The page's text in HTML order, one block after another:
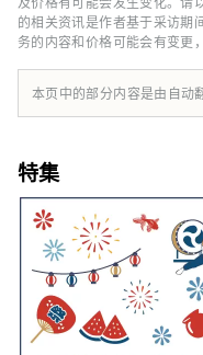
性循环，
来。我们
文化艺术
契机。
厦，大阪
邮箱：
06-6136-
的相关资讯是作者基于采访期
务的内容和价格可能会有变更
本页中的部分内容是由自动
特集